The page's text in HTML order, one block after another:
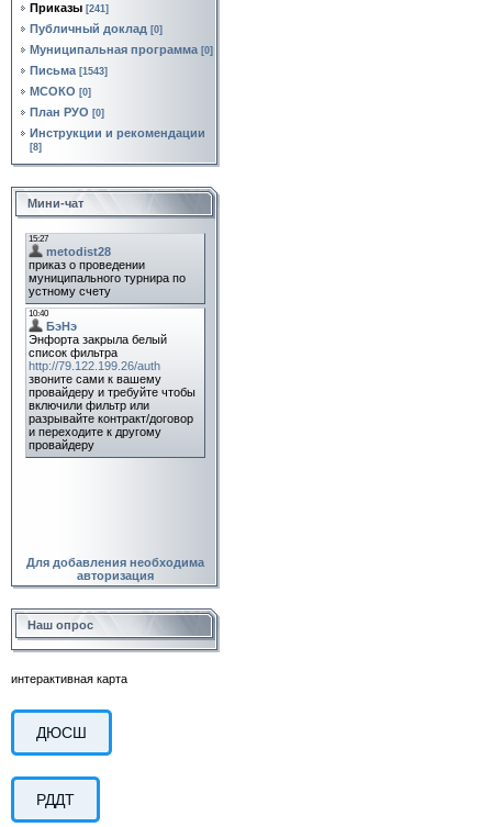
Приказы [241]
Публичный доклад [0]
Муниципальная программа [0]
Письма [1543]
МСОКО [0]
План РУО [0]
Инструкции и рекомендации
[8]
Мини-чат
Для добавления необходима
авторизация
Наш опрос
интерактивная карта
ДЮСШ
РДДТ